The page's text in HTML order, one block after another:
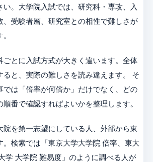
い。大学院入試では、研究科・専攻、入
、受験者層、研究室との相性で難しさが
ごとに入試方式が大きく違います。全体
ると、実際の難しさを読み違えます。 そ
では「倍率が何倍か」だけでなく、どの
番で確認すればよいかを整理します。
院を第一志望にしている人、外部から東
。検索では「東京大学大学院 倍率、東大
学 大学院 難易度」のように調べる人が